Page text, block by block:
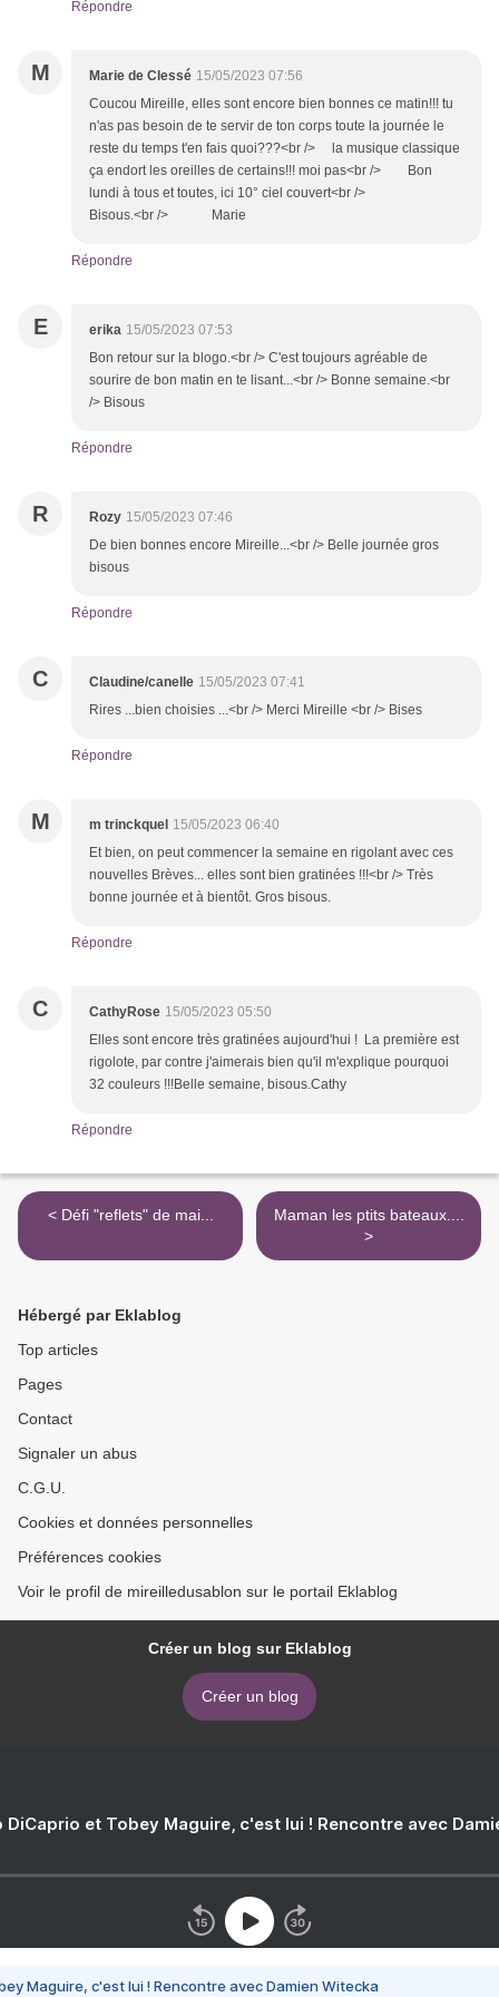
Répondre
M Marie de Clessé 15/05/2023 07:56
Coucou Mireille, elles sont encore bien bonnes ce matin!!! tu
n'as pas besoin de te servir de ton corps toute la journée le
reste du temps t'en fais quoi???<br /> la musique classique
ça endort les oreilles de certains!!! moi pas<br /> Bon
lundi à tous et toutes, ici 10° ciel couvert<br />
Bisous.<br /> Marie
Répondre
E erika 15/05/2023 07:53
Bon retour sur la blogo.<br /> C'est toujours agréable de
sourire de bon matin en te lisant...<br /> Bonne semaine.<br
/> Bisous
Répondre
R Rozy 15/05/2023 07:46
De bien bonnes encore Mireille...<br /> Belle journée gros
bisous
Répondre
C Claudine/canelle 15/05/2023 07:41
Rires ...bien choisies ...<br /> Merci Mireille <br /> Bises
Répondre
M m trinckquel 15/05/2023 06:40
Et bien, on peut commencer la semaine en rigolant avec ces
nouvelles Brèves... elles sont bien gratinées !!!<br /> Très
bonne journée et à bientôt. Gros bisous.
Répondre
C CathyRose 15/05/2023 05:50
Elles sont encore très gratinées aujourd'hui ! La première est
rigolote, par contre j'aimerais bien qu'il m'explique pourquoi
32 couleurs !!!Belle semaine, bisous.Cathy
Répondre
< Défi "reflets" de mai...
Maman les ptits bateaux....
>
Hébergé par Eklablog
Top articles
Pages
Contact
Signaler un abus
C.G.U.
Cookies et données personnelles
Préférences cookies
Voir le profil de mireilledusablon sur le portail Eklablog
Créer un blog sur Eklablog
Créer un blog
DiCaprio et Tobey Maguire, c'est lui ! Rencontre avec
Maguire, c'est lui ! Rencontre avec Damien Witecka